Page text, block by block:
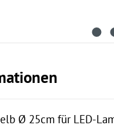
Ø 25cm für LED-